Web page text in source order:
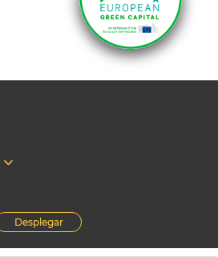
Desplegar